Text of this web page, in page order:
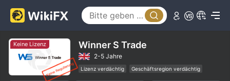
Keine Lizenz Winner S Trade
2-5 Jahre
Lizenz verdächtig
Geschäftsregion verdächtig
0